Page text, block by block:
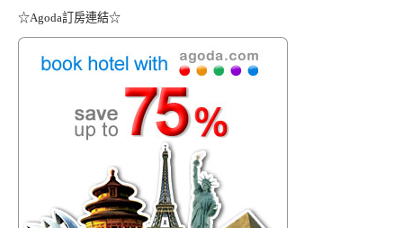
☆Agoda訂房連結☆